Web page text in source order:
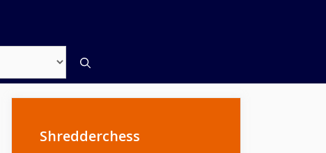
Shredderchess